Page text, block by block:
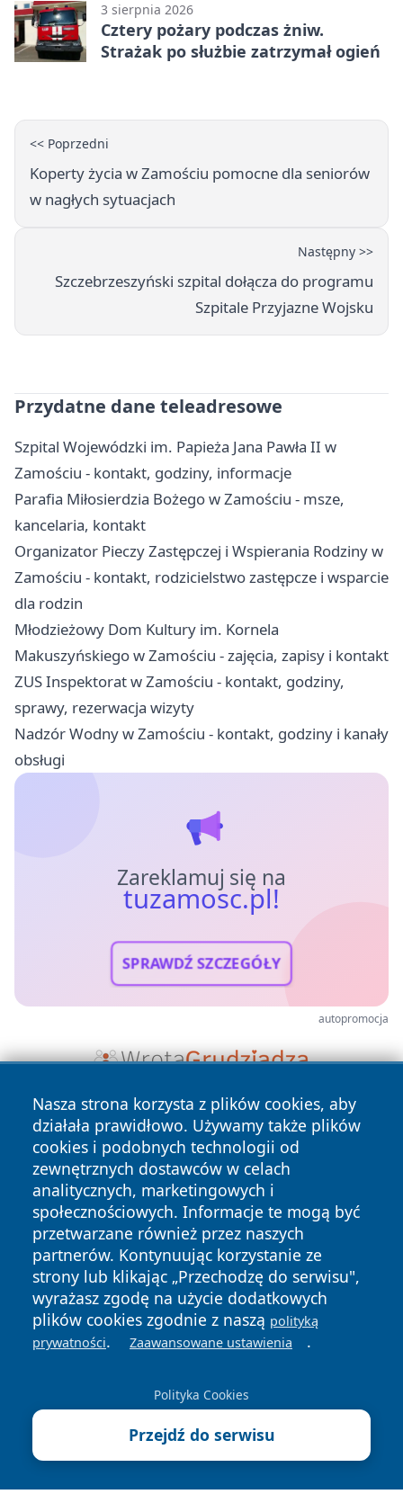
3 sierpnia 2026
Cztery pożary podczas żniw.
Strażak po służbie zatrzymał ogień
<< Poprzedni
Koperty życia w Zamościu pomocne dla seniorów
w nagłych sytuacjach
Następny >>
Szczebrzeszyński szpital dołącza do programu
Szpitale Przyjazne Wojsku
Przydatne dane teleadresowe
Szpital Wojewódzki im. Papieża Jana Pawła II w
Zamościu - kontakt, godziny, informacje
Parafia Miłosierdzia Bożego w Zamościu - msze,
kancelaria, kontakt
Organizator Pieczy Zastępczej i Wspierania Rodziny w
Zamościu - kontakt, rodzicielstwo zastępcze i wsparcie
dla rodzin
Młodzieżowy Dom Kultury im. Kornela
Makuszyńskiego w Zamościu - zajęcia, zapisy i kontakt
ZUS Inspektorat w Zamościu - kontakt, godziny,
sprawy, rezerwacja wizyty
Nadzór Wodny w Zamościu - kontakt, godziny i kanały
obsługi
Zareklamuj się na
tuzamosc.pl!
SPRAWDŹ SZCZEGÓŁY
autopromocja
Nasza strona korzysta z plików cookies, aby
działała prawidłowo. Używamy także plików
cookies i podobnych technologii od
zewnętrznych dostawców w celach
analitycznych, marketingowych i
społecznościowych. Informacje te mogą być
przetwarzane również przez naszych
partnerów. Kontynuując korzystanie ze
strony lub klikając „Przechodzę do serwisu",
wyrażasz zgodę na użycie dodatkowych
plików cookies zgodnie z naszą polityką
prywatności. Zaawansowane ustawienia .
Polityka Cookies
Przejdź do serwisu
Copyright © 2026 tuzamosc.pl Wszystkie prawa zastrzeżone.
News Autorzy
Polityka
Prywatności
Polityka
Cookies